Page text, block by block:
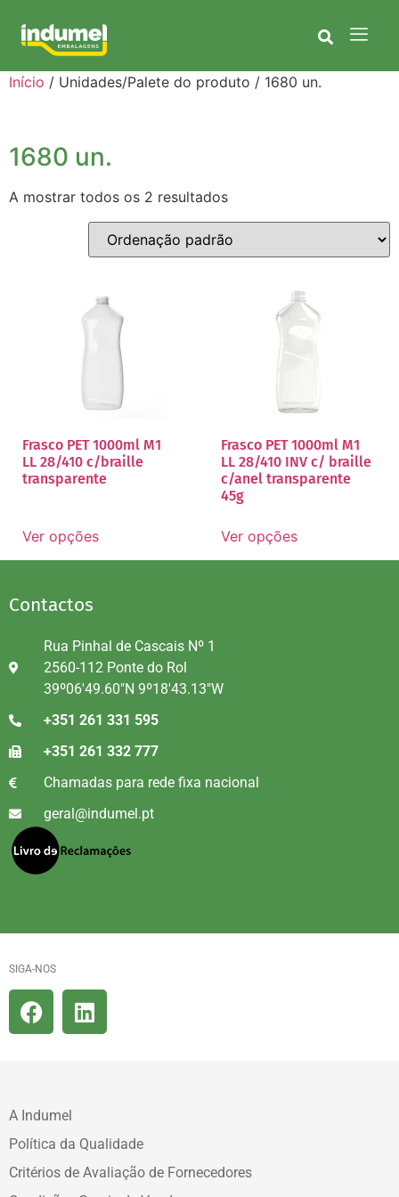
Início / Unidades/Palete do produto / 1680 un.
1680 un.
A mostrar todos os 2 resultados
Frasco PET 1000ml M1
LL 28/410 c/braille
transparente
Ver opções
Frasco PET 1000ml M1
LL 28/410 INV c/ braille
c/anel transparente
45g
Ver opções
Contactos
Rua Pinhal de Cascais Nº 1
2560-112 Ponte do Rol
39º06'49.60"N 9º18'43.13"W
+351 261 331 595
+351 261 332 777
Chamadas para rede fixa nacional
geral@indumel.pt
SIGA-NOS
A Indumel
Política da Qualidade
Critérios de Avaliação de Fornecedores